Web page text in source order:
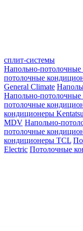
сплит-системы
Напольно-
потолочные
General Climate
Напольно-
потолочные
кондиционеры Kentatsu
MDV Напольно-
потолочные
кондиционеры TCL
Electric Потолочные